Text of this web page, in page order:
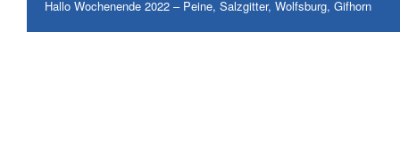
Hallo Wochenende 2022 – Peine, Salzgitter, Wolfsburg, Gifhorn